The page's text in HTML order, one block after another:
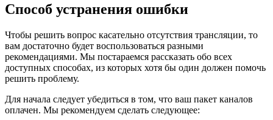
Способ устранения ошибки
Чтобы решить вопрос касательно отсутствия трансляции, то
вам достаточно будет воспользоваться разными
рекомендациями. Мы постараемся рассказать обо всех
доступных способах, из которых хотя бы один должен помочь
решить проблему.
Для начала следует убедиться в том, что ваш пакет каналов
оплачен. Мы рекомендуем сделать следующее: